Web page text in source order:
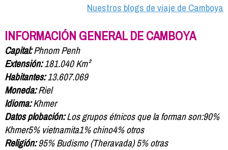
Formación
Info viajeros
Contactar
Nuestros blogs de viaje de Camboya
INFORMACIÓN GENERAL DE CAMBOYA
Capital:Phnom Penh
Extensión:181.040 Km²
Habitantes:13.607.069
Moneda:Riel
Idioma:Khmer
Datos plobación:Los grupos étnicos que la forman son:90%
Khmer5% vietnamita1% chino4% otros
Religión:95% Budismo (Theravada) 5% otras